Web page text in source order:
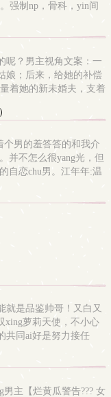
强制np，骨科，yin间
女，长相默认中上可ai
壁垒：neihan大量狗
naip/水煎强jian等。无
不要骂我和女主，尊重
到不适、接受不了请尽
呢？男主视角文案：一
娘；后来，给她的补偿
着她的新未婚夫，支着
个男的羞答答的和我介
并不怎么很yang光，但
自恋chu男。江年年:温
看。两男的不好不
会对安岁jin行激烈的
就是品鉴帅哥！又白又
xing萝莉天使，不小心
共同ai好是努力接任
男主【烂黄瓜警告??? 女